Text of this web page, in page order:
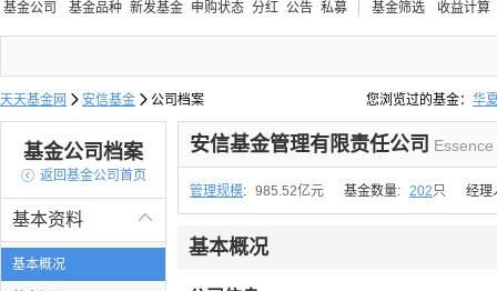
基金公司
基金品种 新发基金 申购状态 分红 公告 私募
基金筛选
收益计算
天天基金网  安信基金  公司档案 您浏览过的基金： 华
易方达上证中盘ETF联
基金公司档案
 返回基金公司首页

基本资料
基本概况
安信基金管理有限责任公司
管理规模: 985.52亿元 基金数量: 202只 经理
基本概况